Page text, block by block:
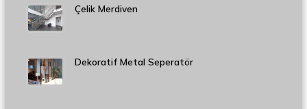
Çelik Merdiven
Dekoratif Metal Seperatör